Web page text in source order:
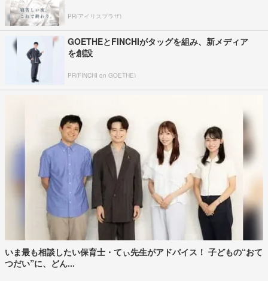
PR(アイリスプラザ)
GOETHEとFINCHIがタッグを組み、新メディア
を創設
PR(FINCHI on GOETHE)
いま最も相談したい保育士・てぃ先生がアドバイス！ 子どもの“おて
つだい”に、どん...